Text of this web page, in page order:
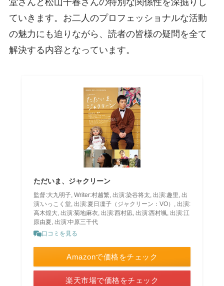
ていきます。お二人のプロフェッショナルな活動
の魅力にも迫りながら、読者の皆様の疑問を全て
解決する内容となっています。
ただいま、ジャクリーン
監督:大九明子, Writer:村越繁, 出演:染谷将太, 出演:趣里, 出
演:いっこく堂, 出演:夏日凜子（ジャクリーン：VO）, 出演:
高木煌大, 出演:菊地麻衣, 出演:西村凪, 出演:西村颯, 出演:江
原由夏, 出演:中原三千代
口コミを見る
Amazonで価格をチェック
楽天市場で価格をチェック